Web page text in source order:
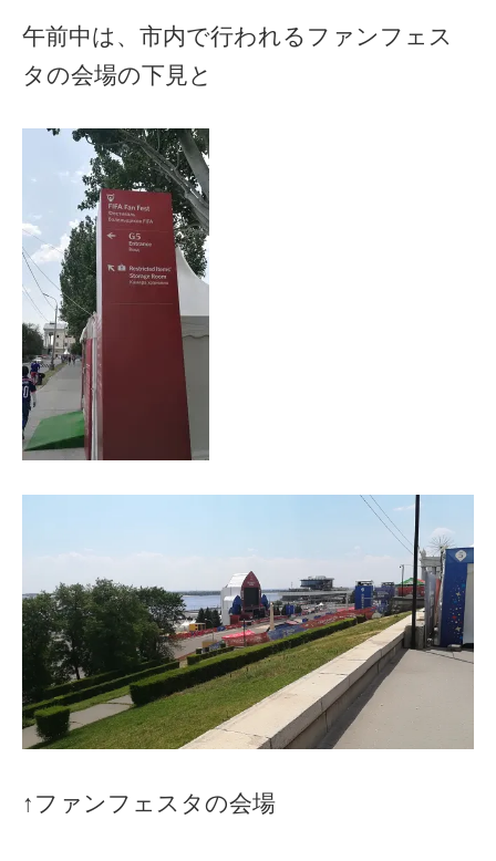
午前中は、市内で行われるファンフェス
タの会場の下見と
↑ファンフェスタの会場